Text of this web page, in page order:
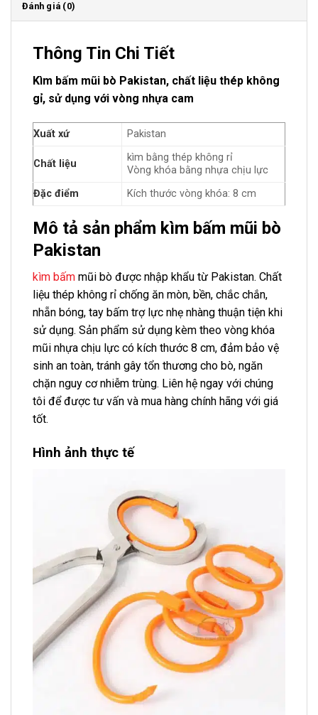
Đánh giá (0)
Thông Tin Chi Tiết
Kìm bấm mũi bò Pakistan, chất liệu thép không
gỉ, sử dụng với vòng nhựa cam
Xuất xứ Pakistan
Chất liệu
kìm bằng thép không rỉ
Vòng khóa bằng nhựa chịu lực
Đặc điểm
Kích thước vòng khóa: 8 cm
Mô tả sản phẩm kìm bấm mũi bò
Pakistan
kìm bấm mũi bò được nhập khẩu từ Pakistan. Chất
liệu thép không rỉ chống ăn mòn, bền, chắc chắn,
nhẵn bóng, tay bấm trợ lực nhẹ nhàng thuận tiện khi
sử dụng. Sản phẩm sử dụng kèm theo vòng khóa
mũi nhựa chịu lực có kích thước 8 cm, đảm bảo vệ
sinh an toàn, tránh gây tổn thương cho bò, ngăn
chặn nguy cơ nhiễm trùng. Liên hệ ngay với chúng
tôi để được tư vấn và mua hàng chính hãng với giá
tốt.
Hình ảnh thực tế